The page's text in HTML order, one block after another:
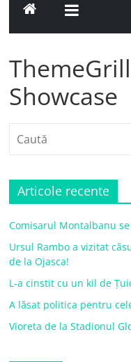
Showcase
Articole recente
Comisarul Montalbanu
Ursul Rambo a vizitat
de la Ojasca!
L-a cinstit cu un kil de
A lăsat politica pentru
Vioreta de la Stadionul